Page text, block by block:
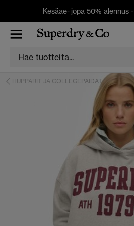
Kesäae- jopa 50% alennus -
HUPPARIT JA COLLEGEPAIDAT